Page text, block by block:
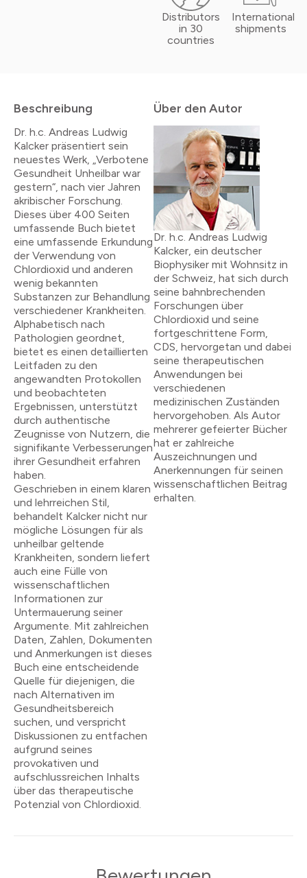
Distributors
in 30
countries
International
shipments
Beschreibung
Dr. h.c. Andreas Ludwig
Kalcker präsentiert sein
neuestes Werk, „Verbotene
Gesundheit Unheilbar war
gestern“, nach vier Jahren
akribischer Forschung.
Dieses über 400 Seiten
umfassende Buch bietet
eine umfassende Erkundung
der Verwendung von
Chlordioxid und anderen
wenig bekannten
Substanzen zur Behandlung
verschiedener Krankheiten.
Alphabetisch nach
Pathologien geordnet,
bietet es einen detaillierten
Leitfaden zu den
angewandten Protokollen
und beobachteten
Ergebnissen, unterstützt
durch authentische
Zeugnisse von Nutzern, die
signifikante Verbesserungen
ihrer Gesundheit erfahren
haben.
Geschrieben in einem klaren
und lehrreichen Stil,
behandelt Kalcker nicht nur
mögliche Lösungen für als
unheilbar geltende
Krankheiten, sondern liefert
auch eine Fülle von
wissenschaftlichen
Informationen zur
Untermauerung seiner
Argumente. Mit zahlreichen
Daten, Zahlen, Dokumenten
und Anmerkungen ist dieses
Buch eine entscheidende
Quelle für diejenigen, die
nach Alternativen im
Gesundheitsbereich
suchen, und verspricht
Diskussionen zu entfachen
aufgrund seines
provokativen und
aufschlussreichen Inhalts
über das therapeutische
Potenzial von Chlordioxid.
Über den Autor
Dr. h.c. Andreas Ludwig
Kalcker, ein deutscher
Biophysiker mit Wohnsitz in
der Schweiz, hat sich durch
seine bahnbrechenden
Forschungen über
Chlordioxid und seine
fortgeschrittene Form,
CDS, hervorgetan und dabei
seine therapeutischen
Anwendungen bei
verschiedenen
medizinischen Zuständen
hervorgehoben. Als Autor
mehrerer gefeierter Bücher
hat er zahlreiche
Auszeichnungen und
Anerkennungen für seinen
wissenschaftlichen Beitrag
erhalten.